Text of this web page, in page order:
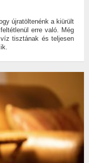
újratöltenénk a kiürült
erre való. Még
tisztának és teljesen